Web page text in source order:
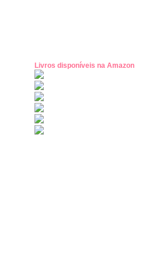
Livros disponíveis na Amazon